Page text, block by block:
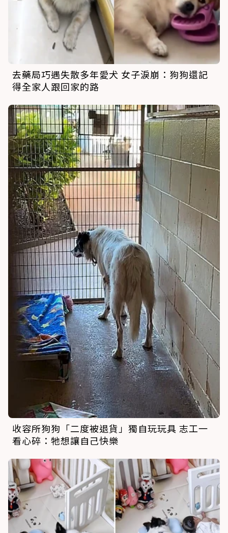
去藥局巧遇失散多年愛犬 女子淚崩：狗狗還記
得全家人跟回家的路
收容所狗狗「二度被退貨」獨自玩玩具 志工一
看心碎：牠想讓自己快樂